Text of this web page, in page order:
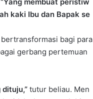
kaki Ibu dan Bapak se
bagi para
gerbang pertemuan
tutur beliau. Men